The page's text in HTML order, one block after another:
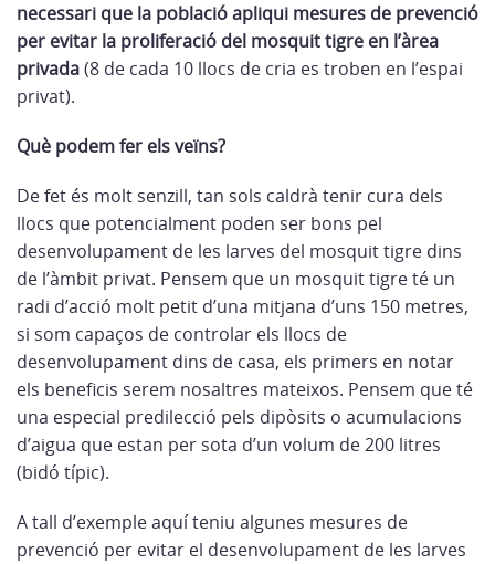
necessari que la població apliqui mesures de prevenció
per evitar la proliferació del mosquit tigre en l’àrea
privada(8 de cada 10 llocs de cria es troben en l’espai
privat).
Què podem fer els veïns?
De fet és molt senzill, tan sols caldrà tenir cura dels
llocs que potencialment poden ser bons pel
desenvolupament de les larves del mosquit tigre dins
de l’àmbit privat. Pensem que un mosquit tigre té un
radi d’acció molt petit d’una mitjana d’uns 150 metres,
si som capaços de controlar els llocs de
desenvolupament dins de casa, els primers en notar
els beneficis serem nosaltres mateixos. Pensem que té
una especial predilecció pels dipòsits o acumulacions
d’aigua que estan per sota d’un volum de 200 litres
(bidó típic).
A tall d’exemple aquí teniu algunes mesures de
prevenció per evitar el desenvolupament de les larves